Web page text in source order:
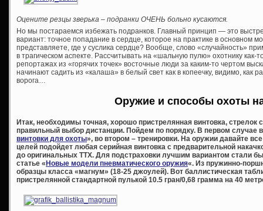
Оцените резцы зверька – подранки ОЧЕНЬ больно кусаются.
Но мы постараемся избежать подранков. Главный принцип — это
вариант: точное попадание в сердце, которое на практике в основном
представляете, где у суслика сердце? Вообще, слово «случайность»
в трагическом аспекте. Рассчитывать на «шальную пулю» охотнику как-
репортажах из «горячих точек» восточные люди за каким-то чертом
начинают садить из «калаша» в белый свет как в копеечку, видимо, как
ворога…
Оружие и способы охоты
Итак, необходимы точная, хорошо пристрелянная винтовка, стрелок
правильный выбор дистанции. Пойдем по порядку. В первом случае
винтовки для охоты», во втором – тренировки. На оружии давайте
целей подойдет любая серийная винтовка с предварительной
до оригинальных ТТХ. Для подстраховки лучшим вариантом стали
статье « Новые модели пневматического оружия«. Из пружинно-
образцы класса «магнум» (18-25 джоулей). Вот баллистическая
пристрелянной стандартной пулькой 10.5 гран/0,68 грамма на 40